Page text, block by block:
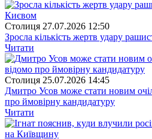
Столиця 27.07.2026 12:50
Зросла кількість жертв удару
Читати
Столиця 25.07.2026 14:45
Дмитро Усов може стати новим
про ймовірну кандидатуру
Читати